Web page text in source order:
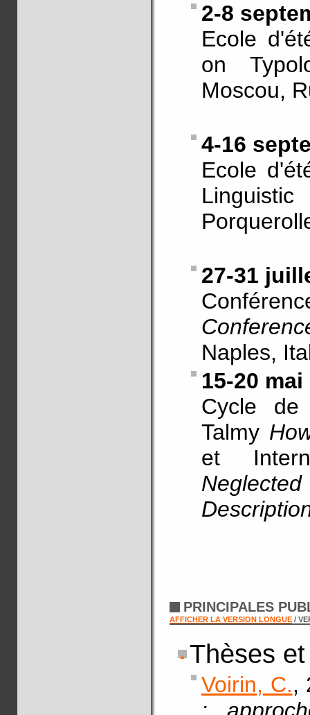
2-8
Ecole
on
Moscou,
4-16
Ecole
27-31
Naples,
15-20 mai
Cycle de
Talmy
et
PRINCIPALES
AFFICHER LA VERSION LONGUE /
Thèses
Voirin, C.,